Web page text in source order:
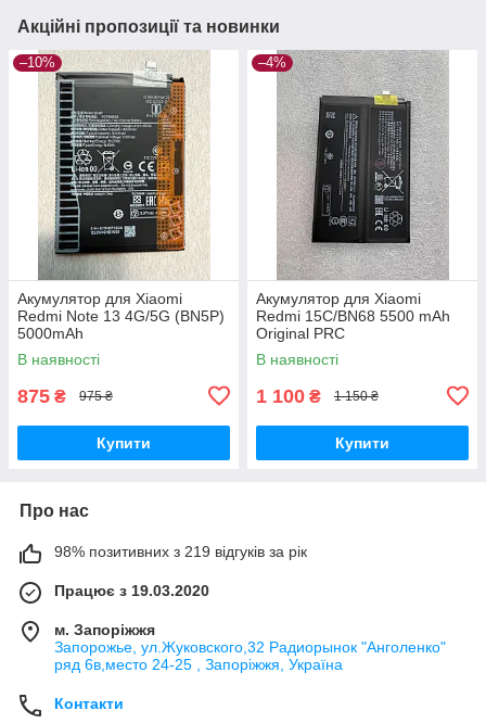
Акційні пропозиції та новинки
–10%
Акумулятор для Xiaomi
Redmi Note 13 4G/5G (BN5P)
5000mAh
В наявності
875 ₴ 975 ₴
Купити
–4%
Акумулятор для Xiaomi
Redmi 15C/BN68 5500 mAh
Original PRC
В наявності
1 100 ₴ 1 150 ₴
Купити
Про нас
98% позитивних з 219 відгуків за рік
Працює з 19.03.2020
м. Запоріжжя
Запорожье, ул.Жуковского,32 Радиорынок "Анголенко"
ряд 6в,место 24-25 , Запоріжжя, Україна
Контакти